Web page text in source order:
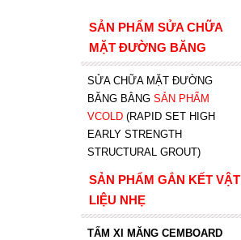
SẢN PHẨM SỬA CHỮA
MẶT ĐƯỜNG BĂNG
SỬA CHỮA MẶT ĐƯỜNG
BĂNG BẰNG SẢN PHẨM
VCOLD (RAPID SET HIGH
EARLY STRENGTH
STRUCTURAL GROUT)
SẢN PHẨM GẮN KẾT VẬT
LIỆU NHẸ
TẤM XI MĂNG CEMBOARD